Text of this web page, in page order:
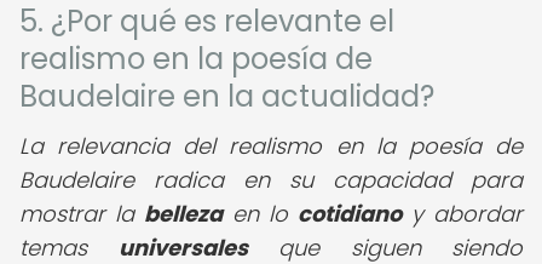
5. ¿Por qué es relevante el
realismo en la poesía de
Baudelaire en la actualidad?
La relevancia del realismo en la poesía de
Baudelaire radica en su capacidad para
mostrar la bellezaen lo cotidianoy abordar
temas universalesque siguen siendo